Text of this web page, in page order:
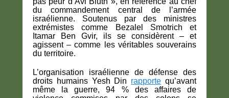
du commandement central de l’armée
israélienne. Soutenus par des ministres
extrémistes comme Bezalel Smotrich et
Itamar Ben Gvir, ils se considèrent – ​​et
agissent – ​​comme les véritables souverains
du territoire.
L’organisation israélienne de défense des
droits humains Yesh Din rapporte qu’avant
même la guerre, 94 % des affaires de